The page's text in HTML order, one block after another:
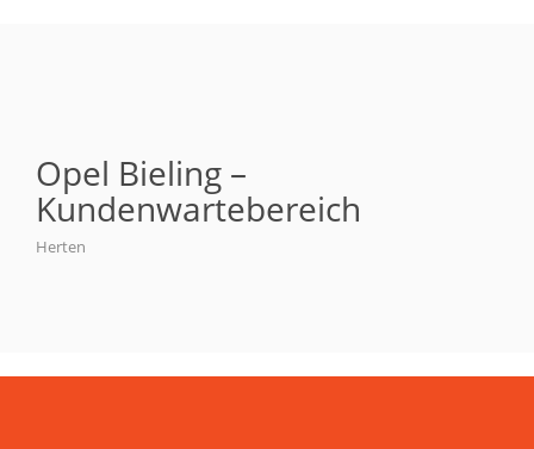
Opel Bieling –
Kundenwartebereich
Herten